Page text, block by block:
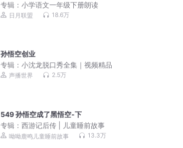
专辑：小学语文一年级下册朗读
日月联盟 18.6万
孙悟空创业
专辑：小沈龙脱口秀全集｜视频精品
声播世界 2.5万
549 孙悟空成了黑悟空-下
专辑：西游记后传 | 儿童睡前故事
呦呦鹿鸣儿童睡前故事 13.3万